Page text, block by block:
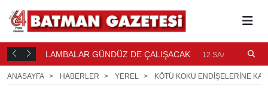
LAMBALAR GÜNDÜZ DE ÇALIŞACAK 12 SAAT ÖNCE
ANASAYFA HABERLER YEREL KÖTÜ KOKU ENDİŞELERİNE